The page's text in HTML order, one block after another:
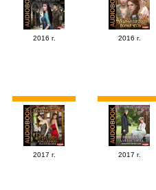
2016 г. 2016 г.
2017 г. 2017 г.